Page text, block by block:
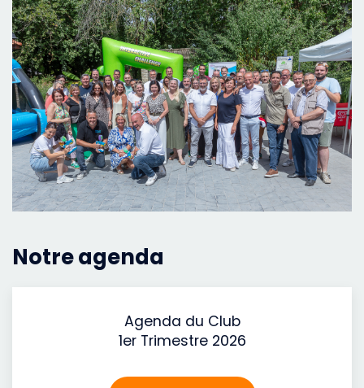
Notre agenda
Agenda du Club
1er Trimestre 2026